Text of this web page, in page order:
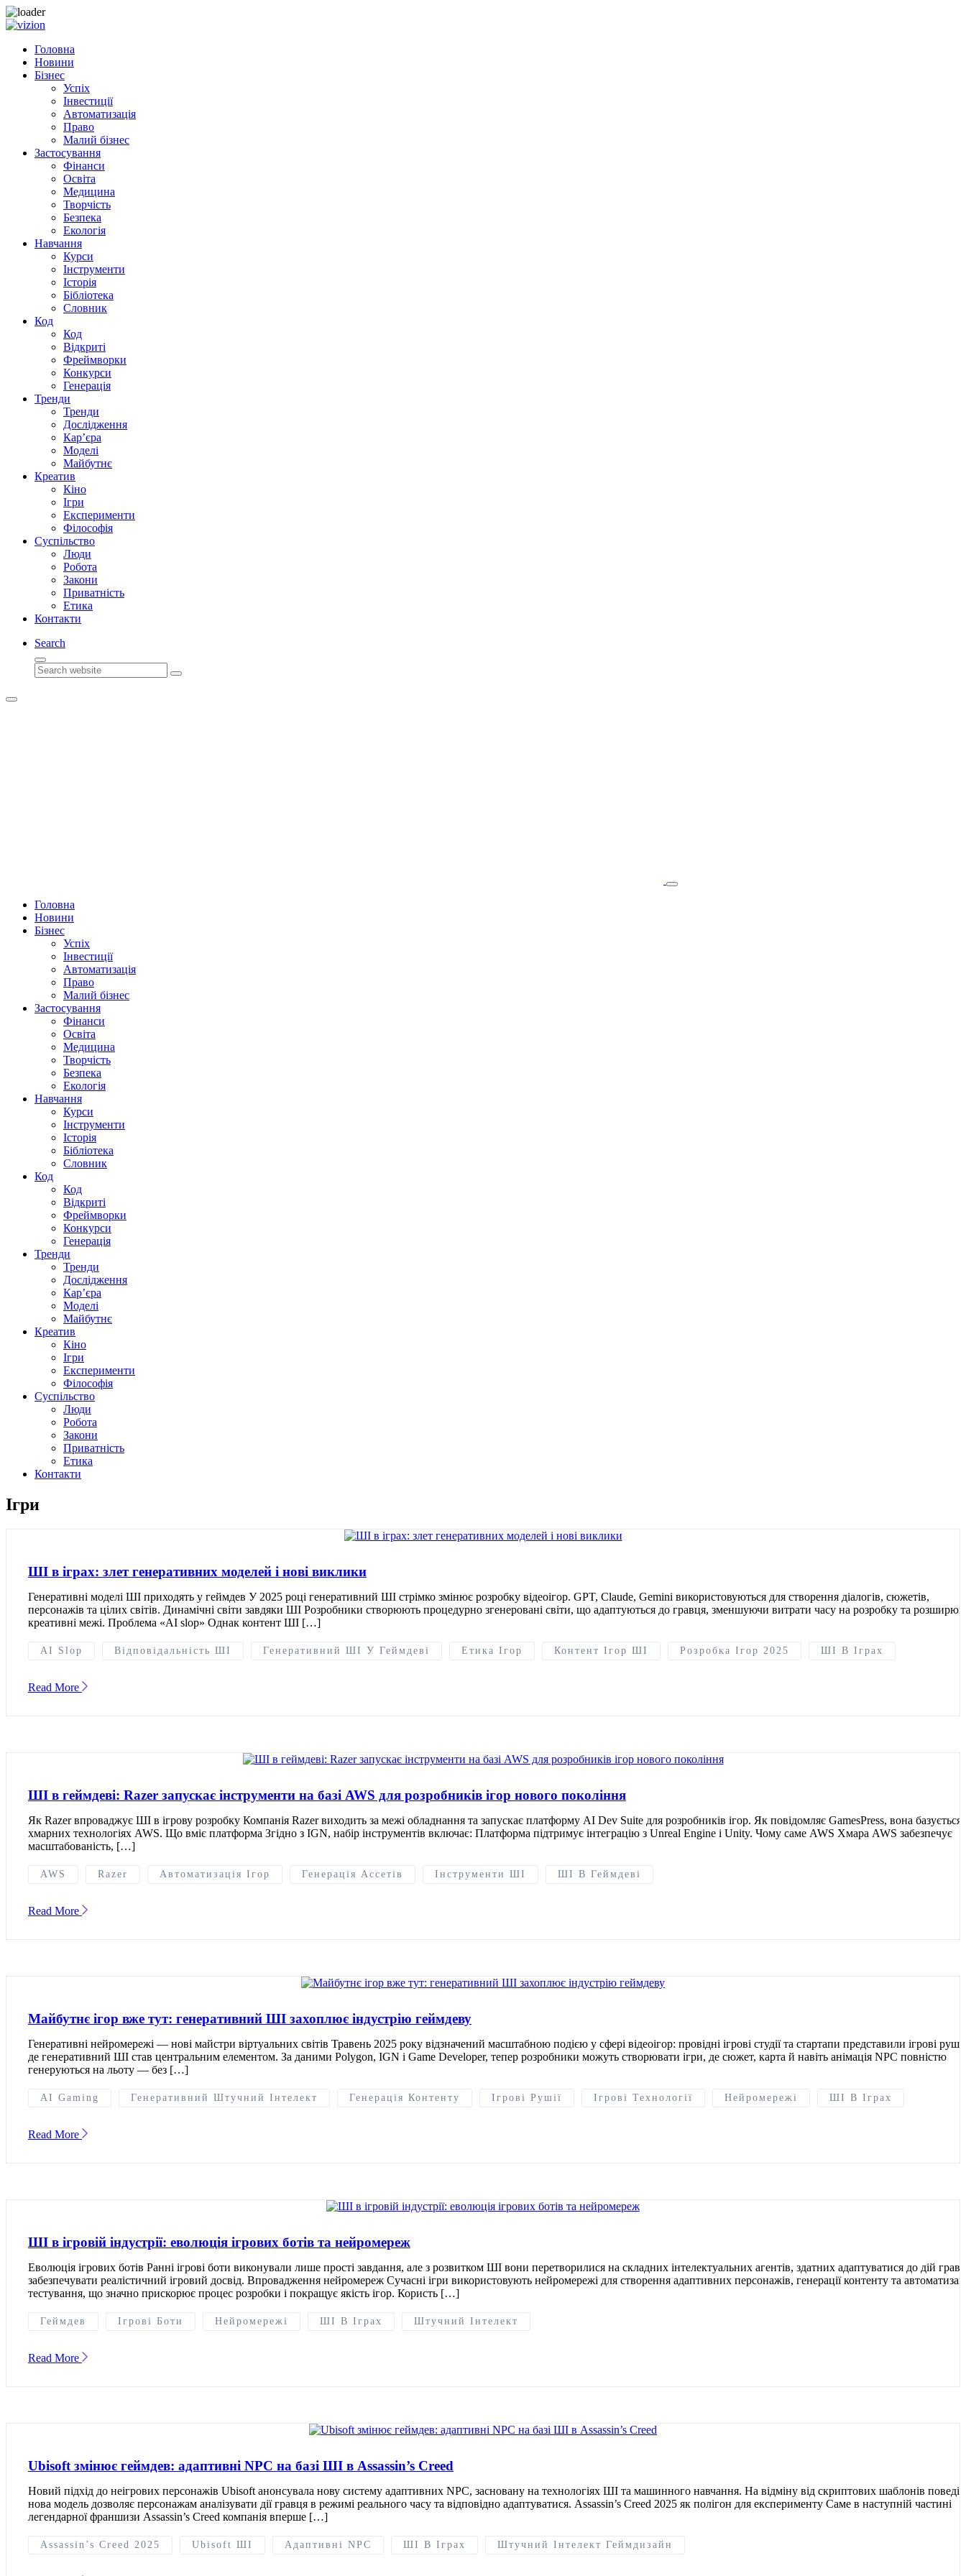
Skip to content
Головна
Новини
Бізнес
Успіх
Інвестиції
Автоматизація
Право
Малий бізнес
Застосування
Фінанси
Освіта
Медицина
Творчість
Безпека
Екологія
Навчання
Курси
Інструменти
Історія
Бібліотека
Словник
Код
Код
Відкриті
Фреймворки
Конкурси
Генерація
Тренди
Тренди
Дослідження
Кар’єра
Моделі
Майбутнє
Креатив
Кіно
Ігри
Експерименти
Філософія
Суспільство
Люди
Робота
Закони
Приватність
Етика
Контакти
Search
Search
Головна
Новини
Бізнес
Успіх
Інвестиції
Автоматизація
Право
Малий бізнес
Застосування
Фінанси
Освіта
Медицина
Творчість
Безпека
Екологія
Навчання
Курси
Інструменти
Історія
Бібліотека
Словник
Код
Код
Відкриті
Фреймворки
Конкурси
Генерація
Тренди
Тренди
Дослідження
Кар’єра
Моделі
Майбутнє
Креатив
Кіно
Ігри
Експерименти
Філософія
Суспільство
Люди
Робота
Закони
Приватність
Етика
Контакти
Ігри
ШІ в іграх: злет генеративних моделей і нові виклики
Генеративні моделі ШІ приходять у геймдев У 2025 році генеративний ШІ стрімко змінює розробку відеоігор. GPT, Claude, Gemini використовуються для створення діалогів, сюжетів,
персонажів та цілих світів. Динамічні світи завдяки ШІ Розробники створюють процедурно згенеровані світи, що адаптуються до гравця, зменшуючи витрати часу на розробку та
креативні межі. Проблема «AI slop» Однак контент ШІ […]
AI Slop Відповідальність ШІ Генеративний ШІ У Геймдеві Етика Ігор Контент Ігор ШІ Розробка Ігор 2025 ШІ В Іграх
Read More
ШІ в геймдеві: Razer запускає інструменти на базі AWS для розробників ігор нового покоління
Як Razer впроваджує ШІ в ігрову розробку Компанія Razer виходить за межі обладнання та запускає платформу AI Dev Suite для розробників ігор. Як повідомляє GamesPress, вона базується
хмарних технологіях AWS. Що вміє платформа Згідно з IGN, набір інструментів включає: Платформа підтримує інтеграцію з Unreal Engine і Unity. Чому саме AWS Хмара AWS забезпечує
масштабованість, […]
AWS Razer Автоматизація Ігор Генерація Ассетів Інструменти ШІ ШІ В Геймдеві
Read More
Майбутнє ігор вже тут: генеративний ШІ захоплює індустрію геймдеву
Генеративні нейромережі — нові майстри віртуальних світів Травень 2025 року відзначений масштабною подією у сфері відеоігор: провідні ігрові студії та стартапи представили ігрові
де генеративний ШІ став центральним елементом. За даними Polygon, IGN і Game Developer, тепер розробники можуть створювати ігри, де сюжет, карта й навіть анімація NPC повністю
генеруються на льоту — без […]
AI Gaming Генеративний Штучний Інтелект Генерація Контенту Ігрові Рушії Ігрові Технології Нейромережі ШІ В Іграх
Read More
ШІ в ігровій індустрії: еволюція ігрових ботів та нейромереж
Еволюція ігрових ботів Ранні ігрові боти виконували лише прості завдання, але з розвитком ШІ вони перетворилися на складних інтелектуальних агентів, здатних адаптуватися до дій
забезпечувати реалістичний ігровий досвід. Впровадження нейромереж Сучасні ігри використовують нейромережі для створення адаптивних персонажів, генерації контенту та
тестування, що значно прискорює процес розробки і покращує якість ігор. Користь […]
Геймдев Ігрові Боти Нейромережі ШІ В Іграх Штучний Інтелект
Read More
Ubisoft змінює геймдев: адаптивні NPC на базі ШІ в Assassin’s Creed
Новий підхід до неігрових персонажів Ubisoft анонсувала нову систему адаптивних NPC, засновану на технологіях ШІ та машинного навчання. На відміну від скриптових шаблонів
нова модель дозволяє персонажам аналізувати дії гравця в режимі реального часу та відповідно адаптуватися. Assassin’s Creed 2025 як полігон для експерименту Саме в наступній частині
легендарної франшизи Assassin’s Creed компанія вперше […]
Assassin’s Creed 2025 Ubisoft ШІ Адаптивні NPC ШІ В Іграх Штучний Інтелект Геймдизайн